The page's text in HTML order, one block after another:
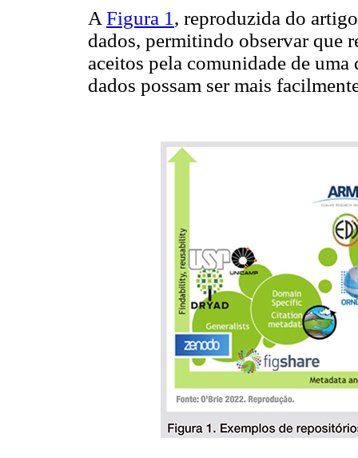
AFigura 1, reproduzida do
dados, permitindo observar que
aceitos pela comunidade de
dados possam ser mais